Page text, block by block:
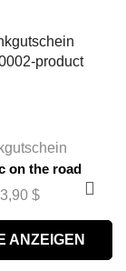
on the road
3,90 $
ANZEIGEN